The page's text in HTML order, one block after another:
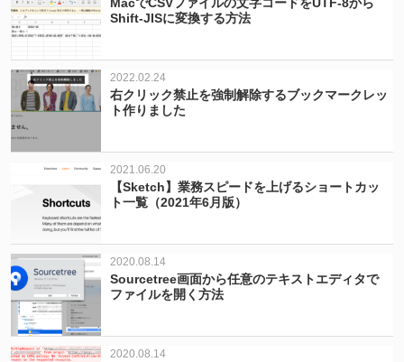
Shift-JISに変換する方法
2022.02.24
右クリック禁止を強制解除するブックマークレッ
ト作りました
2021.06.20
【Sketch】業務スピードを上げるショートカッ
ト一覧（2021年6月版）
2020.08.14
Sourcetree画面から任意のテキストエディタで
ファイルを開く方法
2020.08.14